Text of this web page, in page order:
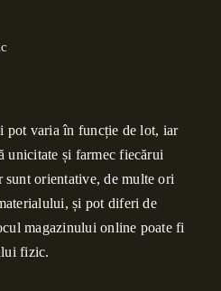
pot varia în funcție de lot, iar
unicitate și farmec fiecărui
sunt orientative, de multe ori
și pot diferi de
magazinului online poate fi
fizic.